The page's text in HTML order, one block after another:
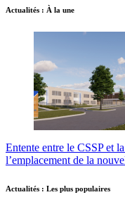
Actualités : À la une
Entente entre le CSSP et
l’emplacement de la
Actualités : Les plus populaires